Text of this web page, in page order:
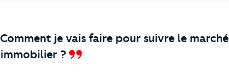
Comment je vais faire pour suivre le marché
immobilier ?